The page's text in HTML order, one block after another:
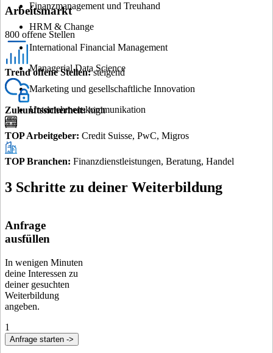
Finanzmanagement und Treuhand
HRM & Change
International Financial Management
Managerial Data Science
Marketing und gesellschaftliche Innovation
Unternehmens­kommunikation
Arbeitsmarkt
800 offene Stellen
Trend offene Stellen: steigend
Zukunftssicherheit: high
TOP Arbeitgeber: Credit Suisse, PwC, Migros
TOP Branchen: Finanzdienstleistungen, Beratung, Handel
3 Schritte zu deiner Weiterbildung
Anfrage
ausfüllen
In wenigen Minuten
deine Interessen zu
deiner gesuchten
Weiterbildung
angeben.
1
Anfrage starten ->